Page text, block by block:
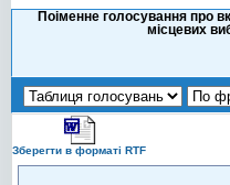
Поіменне голосування про
місцевих
Зберегти в форматі RTF